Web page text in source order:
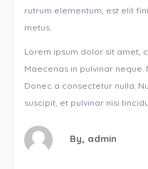
rutrum elementum, est elit
metus.
Lorem ipsum dolor sit amet,
Maecenas in pulvinar
Donec a consectetur nulla.
suscipit, et pulvinar nisi
By, admin